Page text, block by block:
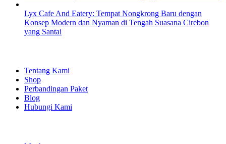
Lyx Cafe And Eatery: Tempat Nongkrong Baru dengan
Konsep Modern dan Nyaman di Tengah Suasana Cirebon
yang Santai
Tentang Kami
Shop
Perbandingan Paket
Blog
Hubungi Kami